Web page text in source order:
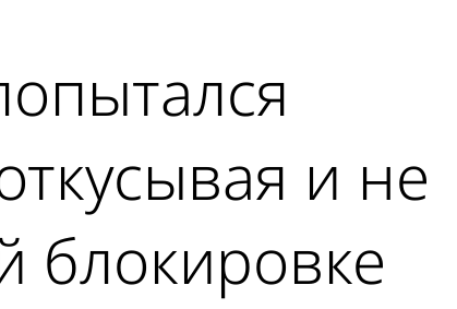
и не
блокировке